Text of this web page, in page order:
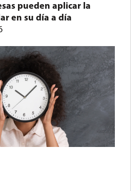
pueden aplicar la
en su día a día